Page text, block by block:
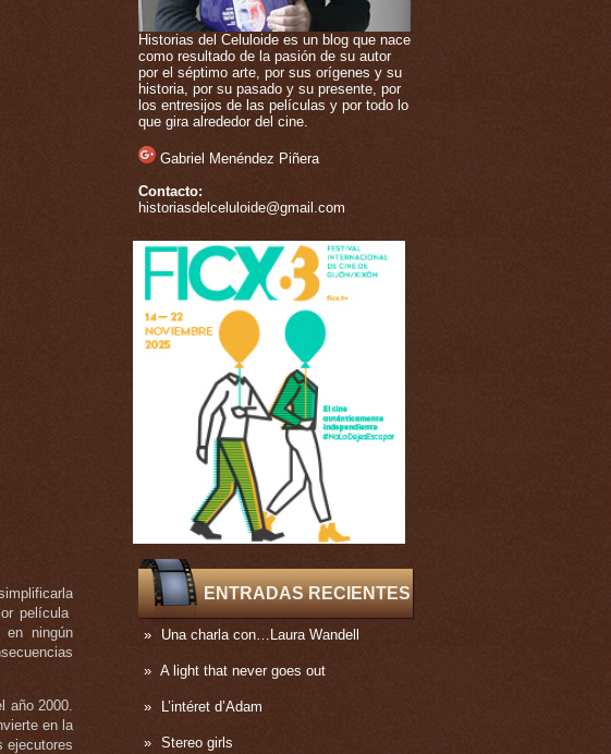
Historias del Celuloide es un blog que nace
como resultado de la pasión de su autor
por el séptimo arte, por sus orígenes y su
historia, por su pasado y su presente, por
los entresijos de las películas y por todo lo
que gira alrededor del cine.
Gabriel Menéndez Piñera
Contacto:
historiasdelceluloide@gmail.com
ENTRADAS RECIENTES
Una charla con…Laura Wandell
A light that never goes out
L’intéret d’Adam
Stereo girls
película
en ningún
año 2000.
en la
ejecutores